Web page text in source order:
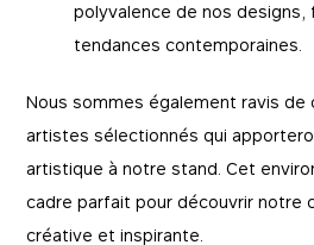
polyvalence de nos
tendances contemporaines.
Nous sommes également ravis de
artistes sélectionnés qui
artistique à notre stand. Cet
cadre parfait pour découvrir notre
créative et inspirante.
Essentiels
Ces cookies sont essentiels au
systèmes. Ils sont généralement
Marketing